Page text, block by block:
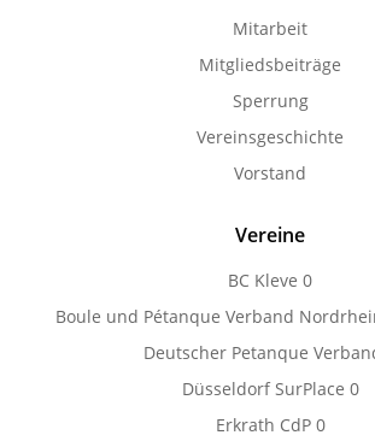
Mitarbeit
Mitgliedsbeiträge
Sperrung
Vereinsgeschichte
Vorstand
Vereine
BC Kleve 0
Boule und Pétanque Verband
Deutscher Petanque
Düsseldorf SurPlace 0
Erkrath CdP0